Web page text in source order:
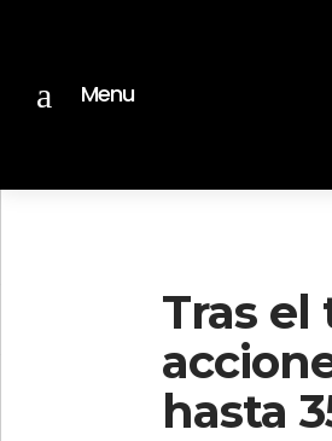
a Menu
Tras el
hasta